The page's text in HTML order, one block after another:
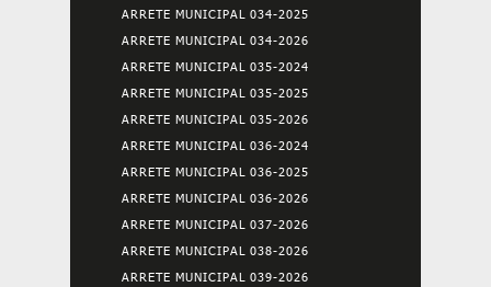
ARRETE MUNICIPAL 034-2025
ARRETE MUNICIPAL 034-2026
ARRETE MUNICIPAL 035-2024
ARRETE MUNICIPAL 035-2025
ARRETE MUNICIPAL 035-2026
ARRETE MUNICIPAL 036-2024
ARRETE MUNICIPAL 036-2025
ARRETE MUNICIPAL 036-2026
ARRETE MUNICIPAL 037-2026
ARRETE MUNICIPAL 038-2026
ARRETE MUNICIPAL 039-2026